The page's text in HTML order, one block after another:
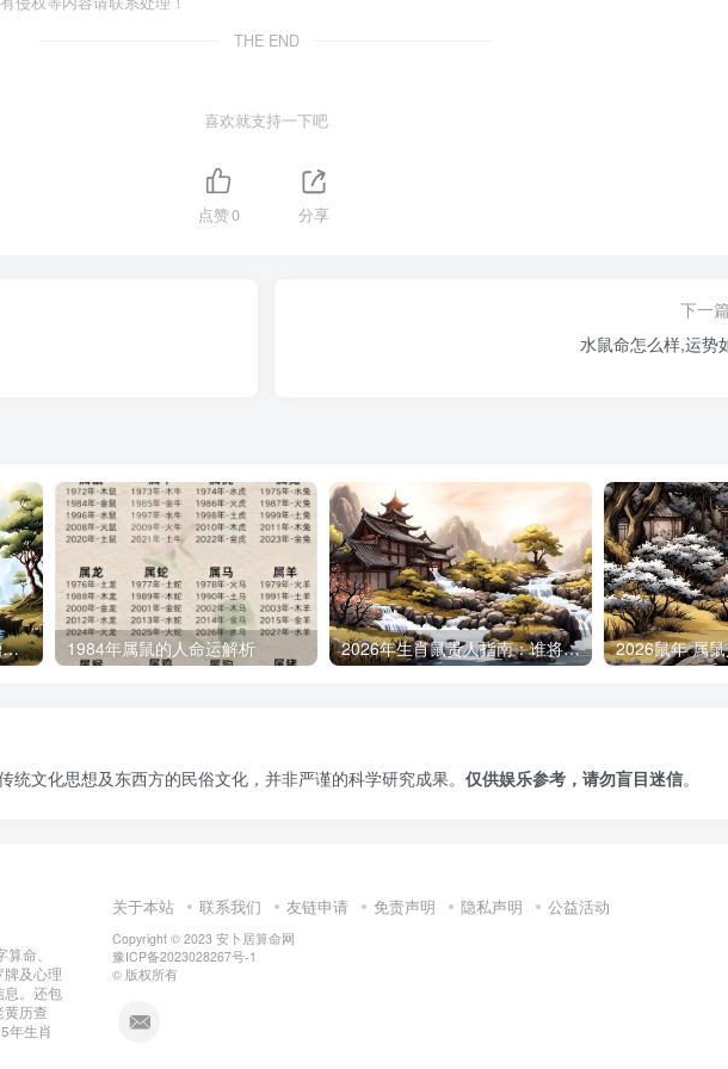
THE END
喜欢就支持一下吧
点赞0 分享
下一
水鼠命怎么样,运势
属鼠人2026年职场变动 跳槽吉凶解析 1984年属鼠的人命运解析 2026年生肖鼠贵人指南：谁将助力你的好运发展
统文化思想及东西方的民俗文化，并非严谨的科学研究成果。 仅供娱乐参考，请勿盲目迷信。
命、
牌及心理
息。还包
黄历查
年生肖
关于本站 联系我们 友链申请 免责声明 隐私声明 公益活动
Copyright © 2023 安卜居算命网
豫ICP备2023028267号-1
© 版权所有